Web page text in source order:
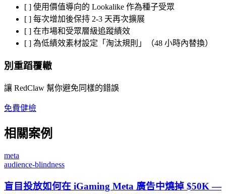
[ ] 使用價值導向的 Lookalike 作為種子受眾
[ ] 每次增加後保持 2-3 天再次擴展
[ ] 在市場和受眾層級追蹤績效
[ ] 為低績效素材設定「淘汰規則」（48 小時內替換）
別重蹈覆轍
讓 RedClaw 幫你避免同樣的錯誤
免費健檢
相關案例
meta
audience-blindness
盲目投放如何在 iGaming Meta 廣告中燒掉 $50K —